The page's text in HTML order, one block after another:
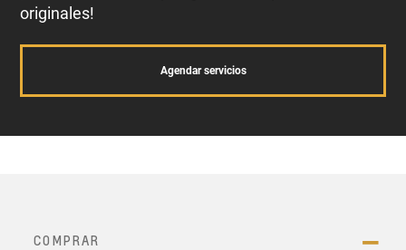
originales!
Agendar servicios